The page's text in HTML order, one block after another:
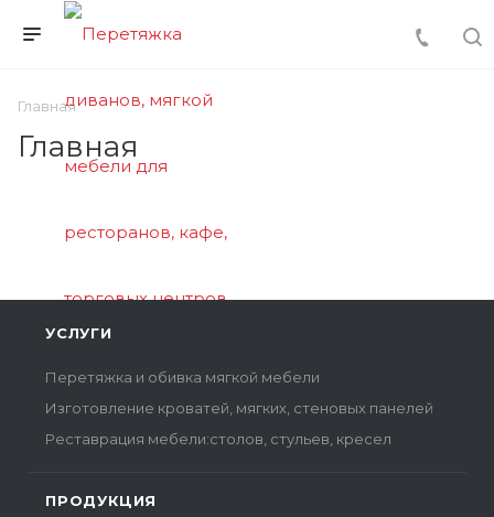
Главная
Главная
УСЛУГИ
Перетяжка и обивка мягкой мебели
Изготовление кроватей, мягких, стеновых панелей
Реставрация мебели:столов, стульев, кресел
ПРОДУКЦИЯ